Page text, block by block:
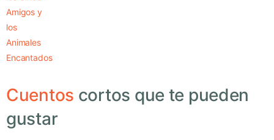
Amigos y
los
Animales
Encantados
Cuentos cortos que te pueden
gustar